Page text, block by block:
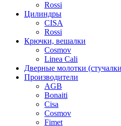
Rossi
Цилиндры
CISA
Rossi
Крючки, вешалки
Cosmov
Linea Cali
Дверные молотки
Производители
AGB
Bonaiti
Cisa
Cosmov
Fimet